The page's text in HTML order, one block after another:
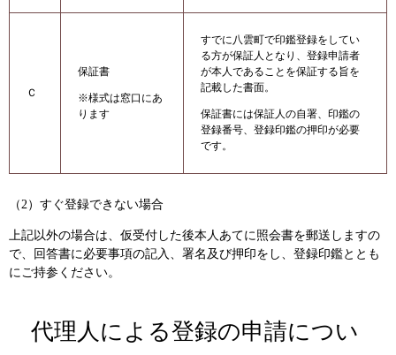
Ｃ
保証書
※様式は窓口にあ
ります
すでに八雲町で印鑑登録をしてい
る方が保証人となり、登録申請者
が本人であることを保証する旨を
記載した書面。
保証書には保証人の自署、印鑑の
登録番号、登録印鑑の押印が必要
です。
（2）すぐ登録できない場合
上記以外の場合は、仮受付した後本人あてに照会書を郵送しますの
で、回答書に必要事項の記入、署名及び押印をし、登録印鑑ととも
にご持参ください。
代理人による登録の申請につい